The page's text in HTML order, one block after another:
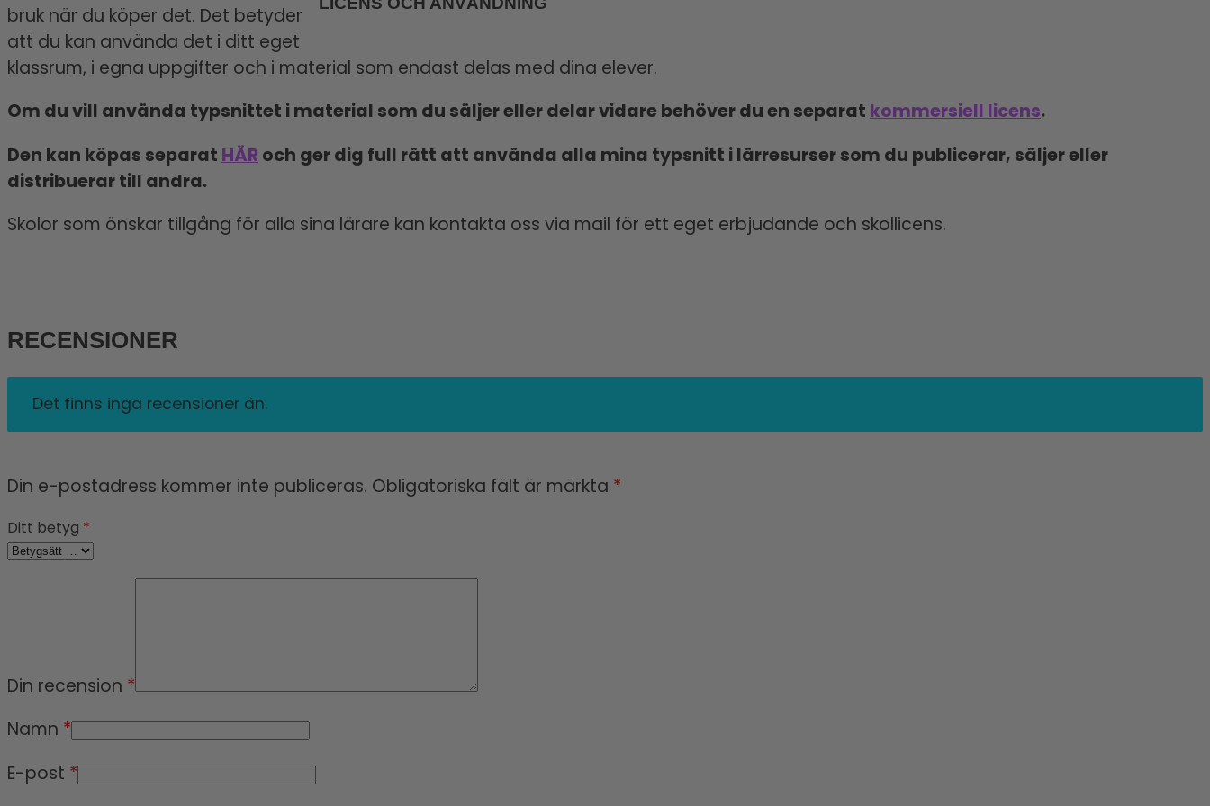
bruk när du köper det. Det betyder
att du kan använda det i ditt eget
klassrum, i egna uppgifter och i material som endast delas med dina elever.
Om du vill använda typsnittet i material som du säljer eller delar vidare behöver du en separatkommersiell licens.
Den kan köpas separat HÄR och ger dig full rätt att använda alla mina typsnitt i lärresurser som du publicerar, säljer eller
distribuerar till andra.
Skolor som önskar tillgång för alla sina lärare kan kontakta oss via mail för ett eget erbjudande och skollicens.
RECENSIONER
Det finns inga recensioner än.
Din e-postadress kommer inte publiceras. Obligatoriska fält är märkta *
Ditt betyg *
Din recension *
Namn *
E-post *